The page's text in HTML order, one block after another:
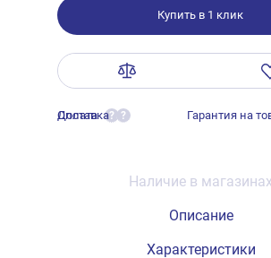
Купить в 1 клик
Оплата ?
Доставка ? Гарантия на
Наличие в магазинах
Описание
Характеристики